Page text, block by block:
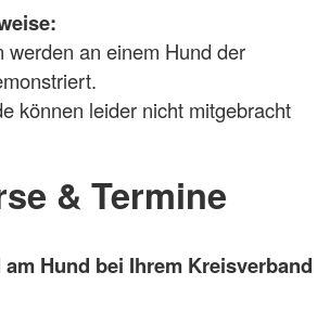
werden an einem Hund der
können leider nicht mitgebracht
& Termine
Hund bei Ihrem Kreisverband